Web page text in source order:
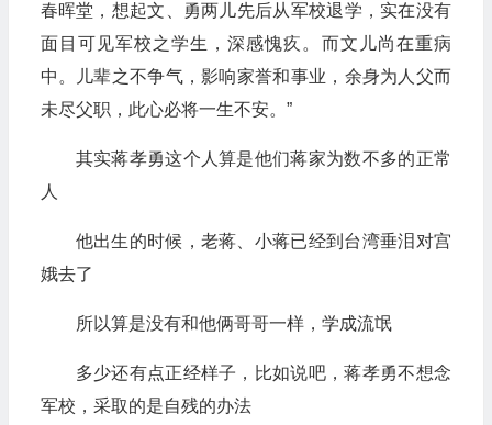
春晖堂，想起文、勇两儿先后从军校退学，实在没有
面目可见军校之学生，深感愧疚。而文儿尚在重病
中。儿辈之不争气，影响家誉和事业，余身为人父而
未尽父职，此心必将一生不安。”
其实蒋孝勇这个人算是他们蒋家为数不多的正常
人
他出生的时候，老蒋、小蒋已经到台湾垂泪对宫
娥去了
所以算是没有和他俩哥哥一样，学成流氓
多少还有点正经样子，比如说吧，蒋孝勇不想念
军校，采取的是自残的办法